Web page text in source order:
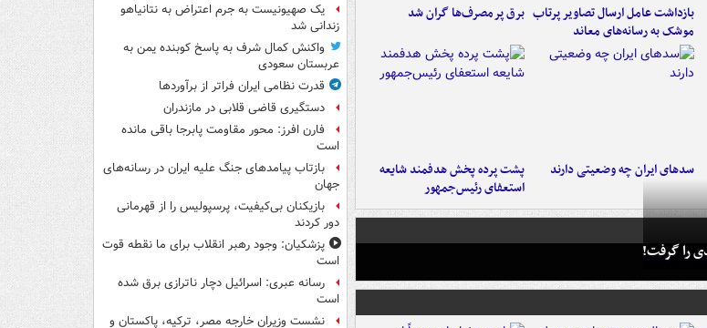
بازداشت عامل ارسال تصاویر پرتاب
موشک به رسانه‌های معاند
برق پرمصرف‌ها گران شد
سدهای ایران چه وضعیتی دارند
پشت پرده پخش هدفمند شایعه
استعفای رئیس‌جمهور
را گرفت!
یک صهیونیست به جرم اعتراض به نتانیاهو
زندانی شد
واکنش کمال شرف به پاسخ کوبنده یمن به
عربستان سعودی
قدرت نظامی ایران فراتر از برآوردها
دستگیری قاضی قلابی در مازندران
فارن افرز: محور مقاومت پابرجا باقی مانده
است
بازتاب پیامدهای جنگ علیه ایران در رسانه‌های
جهان
بازیکنان بی‌کیفیت، پرسپولیس را از قهرمانی
دور کردند
پزشکیان: وجود رهبر انقلاب برای ما نقطه قوت
است
رسانه عبری: اسرائیل دچار ناترازی برق شده
است
نشست وزیران خارجه مصر، ترکیه، پاکستان و